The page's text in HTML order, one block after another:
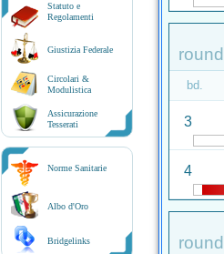
Statuto e
Regolamenti
Giustizia Federale
Circolari &
Modulistica
Assicurazione
Tesserati
Norme Sanitarie
Albo d'Oro
Bridgelinks
round
bd.
3
4
round